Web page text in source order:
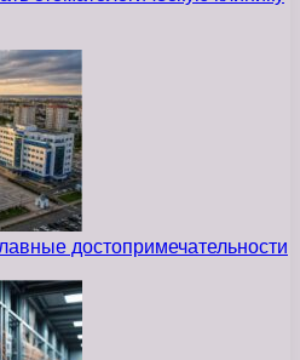
достопримечательности